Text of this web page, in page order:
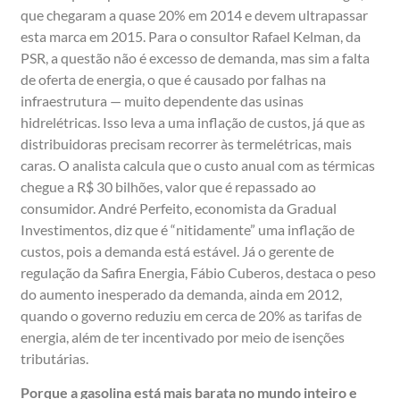
que chegaram a quase 20% em 2014 e devem ultrapassar
esta marca em 2015. Para o consultor Rafael Kelman, da
PSR, a questão não é excesso de demanda, mas sim a falta
de oferta de energia, o que é causado por falhas na
infraestrutura — muito dependente das usinas
hidrelétricas. Isso leva a uma inflação de custos, já que as
distribuidoras precisam recorrer às termelétricas, mais
caras. O analista calcula que o custo anual com as térmicas
chegue a R$ 30 bilhões, valor que é repassado ao
consumidor. André Perfeito, economista da Gradual
Investimentos, diz que é “nitidamente” uma inflação de
custos, pois a demanda está estável. Já o gerente de
regulação da Safira Energia, Fábio Cuberos, destaca o peso
do aumento inesperado da demanda, ainda em 2012,
quando o governo reduziu em cerca de 20% as tarifas de
energia, além de ter incentivado por meio de isenções
tributárias.
Porque a gasolina está mais barata no mundo inteiro e